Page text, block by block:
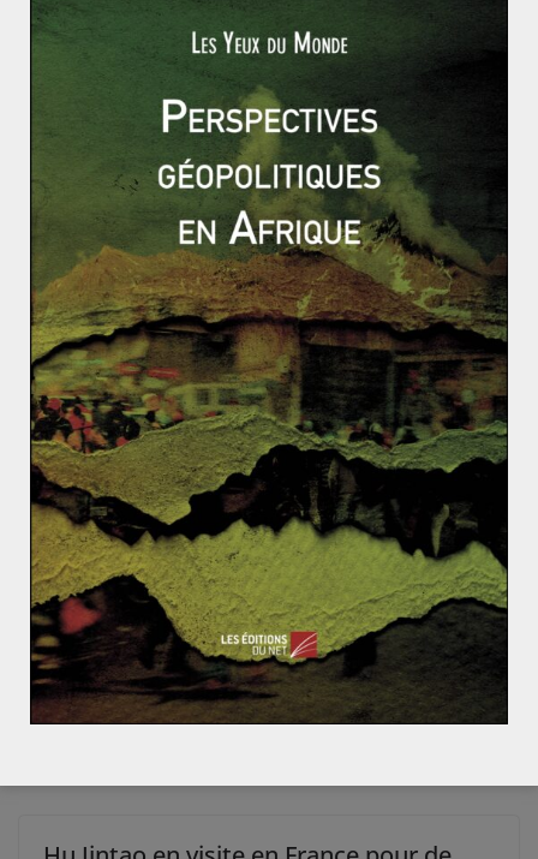
Français, à en croire les sondages en ligne du Point, du
Figaro, du Dauphiné ou encore du Parisien.
D’un autre côté, d’un point de vue éthique, il est
compréhensible que la France se refuse à procéder à
cette livraison et fasse pression sur une Russie
impétueuse. D’autant qu’une volte-face placerait
désormais la France dans une position difficile vis-à-vis
de ses alliés. En effet, comment la diplomatie française
pourrait-elle se faire respecter par les pays à proximité
de la Russie ? Comment s’opposer à une Russie à qui
l’on vend des bâtiments militaires ? Telles sont les
problématiques d’un pays voulant porter haut sa voix
dans les affaires internationales tout en étant un des
plus gros producteurs d’armements au monde…
L’Afrique est-elle le continent du XXIème siècle ?
Où en est l’Afghanistan ?
Après la Chinafrique, l’Indafrique ?
24 mai 2011 4